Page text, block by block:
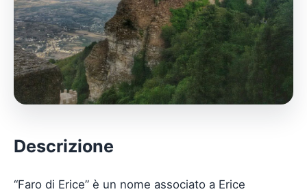
Descrizione
“Faro di Erice” è un nome associato a Erice